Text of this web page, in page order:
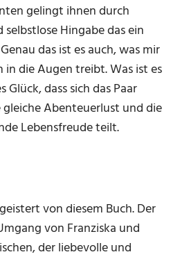
gelingt ihnen durch
Hingabe das ein
das ist es auch, was mir
in die Augen treibt. Was ist es
dass sich das Paar
Abenteuerlust und die
Lebensfreude teilt.
von diesem Buch. Der
von Franziska und
der liebevolle und